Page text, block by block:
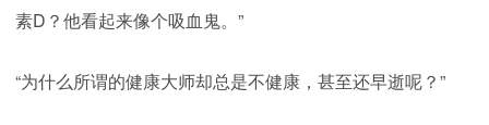
素D？他看起来像个吸血鬼。”
“为什么所谓的健康大师却总是不健康，甚至还早逝呢？”